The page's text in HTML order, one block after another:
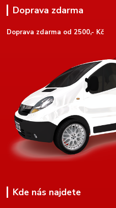
Doprava zdarma
Doprava zdarma od 2500,- Kč
Kde nás najdete